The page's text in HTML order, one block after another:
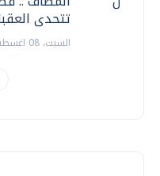
تتحدى
السبت، 08 اغسطس 2026 11:22 ص